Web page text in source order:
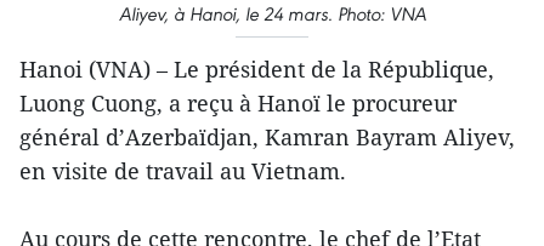
Aliyev, à Hanoi, le 24 mars. Photo: VNA
Hanoi (VNA) – Le président de la République,
Luong Cuong, a reçu à Hanoï le procureur
général d’Azerbaïdjan, Kamran Bayram Aliyev,
en visite de travail au Vietnam.
Au cours de cette rencontre, le chef de l’Etat